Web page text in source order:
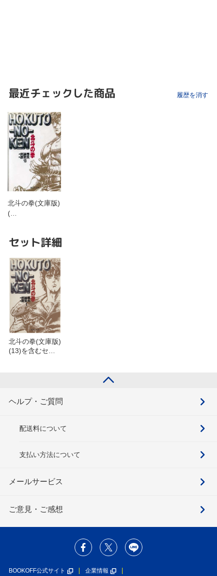
最近チェックした商品 履歴を消す
北斗の拳(文庫版)
(…
セット詳細
北斗の拳(文庫版)
(13)を含むセッ
ヘルプ・ご質問
配送料について
支払い方法について
メールサービス
ご意見・ご感想
BOOKOFF公式サイト 企業情報